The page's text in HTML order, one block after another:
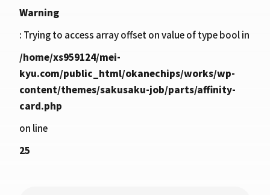
Warning
: Trying to access array offset on value of type bool in
/home/xs959124/mei-
kyu.com/public_html/okanechips/works/wp-
content/themes/sakusaku-job/parts/affinity-
card.php
on line
25